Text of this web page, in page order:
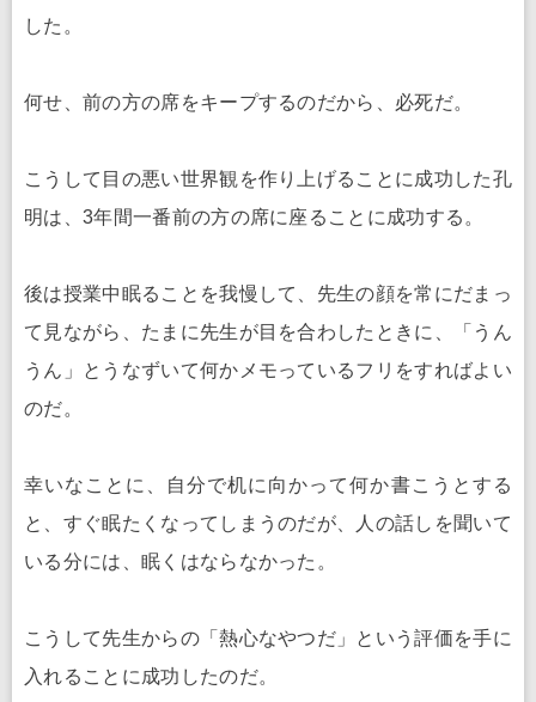
した。
何せ、前の方の席をキープするのだから、必死だ。
こうして目の悪い世界観を作り上げることに成功した孔
明は、3年間一番前の方の席に座ることに成功する。
後は授業中眠ることを我慢して、先生の顔を常にだまっ
て見ながら、たまに先生が目を合わしたときに、「うん
うん」とうなずいて何かメモっているフリをすればよい
のだ。
幸いなことに、自分で机に向かって何か書こうとする
と、すぐ眠たくなってしまうのだが、人の話しを聞いて
いる分には、眠くはならなかった。
こうして先生からの「熱心なやつだ」という評価を手に
入れることに成功したのだ。